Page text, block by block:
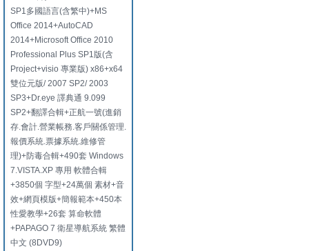
SP1多國語言(含繁中)+MS
Office 2014+AutoCAD
2014+Microsoft Office 2010
Professional Plus SP1版(含
Project+visio 專業版) x86+x64
雙位元版/ 2007 SP2/ 2003
SP3+Dr.eye 譯典通 9.099
SP2+翻譯合輯+正航一號(進銷
存.會計.營業帳務.客戶關係管理.
報價系統.票據系統.維修管
理)+防毒合輯+490套 Windows
7.VISTA.XP 專用 軟體合輯
+3850個 字型+24萬個 素材+音
效+網頁模版+簡報範本+450本
性愛教學+26套 算命軟體
+PAPAGO 7 衛星導航系統 繁體
中文 (8DVD9)